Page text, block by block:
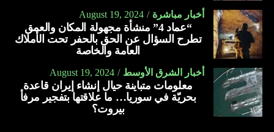
أخبار مباشرة August 19, 2024
“عماد 4” منشأة مجهولة المكان والعمق
تطرح السؤال عن الحق بالحفر تحت الأملاك
العامة والخاصة
أخبار الشرق الأوسط August 19, 2024
معلومات متباينة حيال إنشاء إيران قاعدة
بحريّة في سوريا… ما علاقتها بتفجير مرفأ
بيروت؟